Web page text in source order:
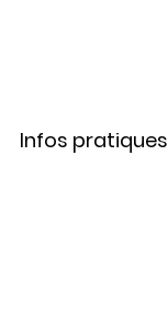
Infos pratiques